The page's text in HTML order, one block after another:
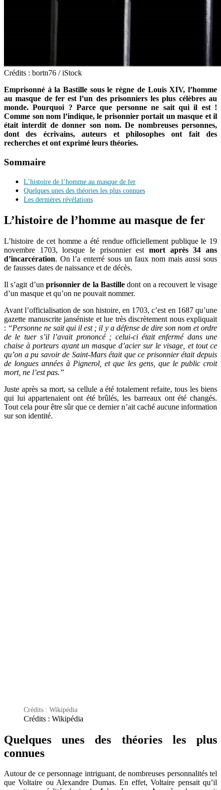
Crédits : bortn76 / iStock
Emprisonné à la Bastille sous le règne de Louis XIV, l’homme
au masque de fer est l’un des prisonniers les plus célèbres au
monde. Pourquoi ? Parce que personne ne sait qui il est !
Comme son nom l’indique, le prisonnier portait un masque et il
était interdit de donner son nom. De nombreuses personnes,
dont des écrivains, auteurs et philosophes ont fait des
recherches et ont exprimé leurs théories.
Sommaire
L’histoire de l’homme au masque de fer
Quelques unes des théories les plus connues
Les dernières révélations
L’histoire de l’homme au masque de fer
L’histoire de cet homme a été rendue officiellement publique le 19
novembre 1703, lorsque le prisonnier est mort après 34 ans
d’incarcération. On l’a enterré sous un faux nom mais aussi sous
de fausses dates de naissance et de décès.
Il s’agit d’un prisonnier de la Bastille dont on a recouvert le visage
d’un masque et qu’on ne pouvait nommer.
Avant l’officialisation de son histoire, en 1703, c’est en 1687 qu’une
gazette manuscrite janséniste et lue très discrètement nous expliquait
: “Personne ne sait qui il est ; il y a défense de dire son nom et ordre
de le tuer s’il l’avait prononcé ; celui-ci était enfermé dans une
chaise à porteurs ayant un masque d’acier sur le visage, et tout ce
qu’on a pu savoir de Saint-Mars était que ce prisonnier était depuis
de longues années à Pignerol, et que les gens, que le public croit
mort, ne l’est pas.”
Juste après sa mort, sa cellule a été totalement refaite, tous les biens
qui lui appartenaient ont été brûlés, les barreaux ont été changés.
Tout cela pour être sûr que ce dernier n’ait caché aucune information
sur son identité.
Crédits : Wikipédia
Crédits : Wikipédia
Quelques unes des théories les plus
connues
Autour de ce personnage intriguant, de nombreuses personnalités tel
que Voltaire ou Alexandre Dumas. En effet, Voltaire pensait qu’il